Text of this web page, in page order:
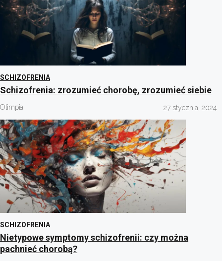
SCHIZOFRENIA
Schizofrenia: zrozumieć chorobę, zrozumieć siebie
Olimpia 27 stycznia, 2024
SCHIZOFRENIA
Nietypowe symptomy schizofrenii: czy można
pachnieć chorobą?